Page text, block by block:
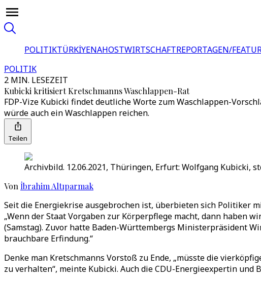
POLITIKTÜRKİYENAHOSTWIRTSCHAFTREPORTAGEN/
POLITIK
2 MIN. LESEZEIT
Kubicki kritisiert Kretschmanns Waschlappen-Rat
FDP-Vize Kubicki findet deutliche Worte zum Waschlappen-
würde auch ein Waschlappen reichen.
Teilen
Archivbild. 12.06.2021, Thüringen, Erfurt: Wolfgang Kubicki,
Von İbrahim Altıparmak
Seit die Energiekrise ausgebrochen ist, überbieten sich Politiker
„Wenn der Staat Vorgaben zur Körperpflege macht, dann haben
(Samstag). Zuvor hatte Baden-Württembergs Ministerpräsident
brauchbare Erfindung.“
Denke man Kretschmanns Vorstoß zu Ende, „müsste die
zu verhalten“, meinte Kubicki. Auch die CDU-Energieexpertin